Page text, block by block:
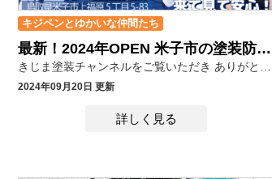
に入ってたんです。 でもやっぱり社長の顏が見
最新！2024年OPEN 米子市の塗装防水専門店をご紹介します！
2024年09月20日 更新
詳しく見る
キジペンとゆかいな仲間たち